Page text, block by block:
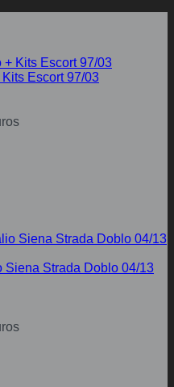
Escort 97/03
Siena Strada Doblo 04/13